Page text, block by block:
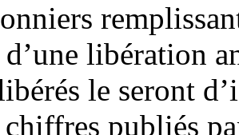
libération
le seront
publiés